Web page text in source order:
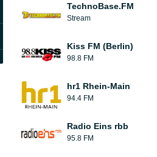
TechnoBase.FM
Stream
Kiss FM (Berlin)
98.8 FM
hr1 Rhein-Main
94.4 FM
Radio Eins rbb
95.8 FM